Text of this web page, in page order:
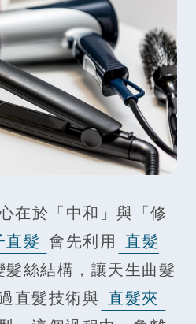
在於「中和」與「修
直髮 會先利用 直髮
絲結構，讓天生曲髮
直髮技術與 直髮夾